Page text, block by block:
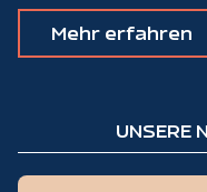
Mehr erfahren
UNSERE